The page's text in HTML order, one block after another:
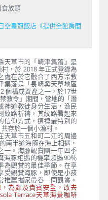
放題
空皇冠飯店《提供全館房間
天草市的「崎津集落」是
，於 2018 年正式登錄為
處在於它融合了西方宗教
集落是「長崎與天草地區
個構成資產之一，於17世
教令」期間，當地的「潛
神道教徒身分生活，漁民
紋路祈禱，其紋路看起來
信仰方式，這裡最特別的
存於一個小漁村。
天草市五和町二江的周邊
南半道海豚在海上相遇，
一。海豚觀賞團一年四季
海豚相遇的機率超過90％
為觀賞的最佳季節。在享
受觀賞海豚，即使是小孩
推薦攜家帶眷一同觀賞。
為顧及貴賓安全，改去
Terrace天草海景咖啡